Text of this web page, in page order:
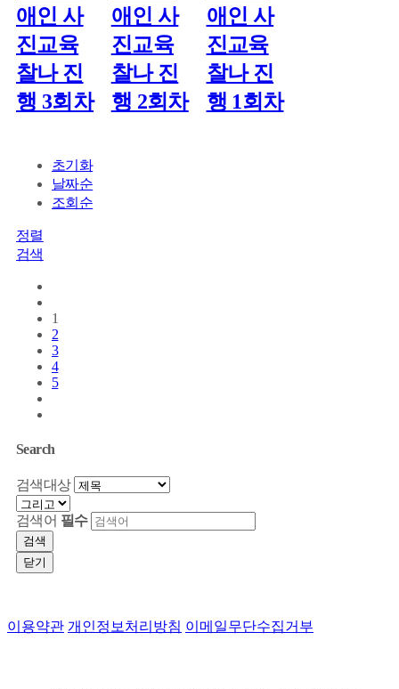
애인 사
진교육
찰나 진
행 3회차
애인 사
진교육
찰나 진
행 2회차
애인 사
진교육
찰나 진
행 1회차
초기화
날짜순
조회순
정렬
검색
1
2
3
4
5
Search
검색대상
검색어 필수
검색
닫기
이용약관 개인정보처리방침 이메일무단수집거부